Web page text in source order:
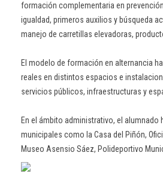
formación complementaria en
igualdad, primeros auxilios y búsqueda
manejo de carretillas elevadoras,
El modelo de formación en alternancia
reales en distintos espacios e
servicios públicos, infraestructuras y
En el ámbito administrativo, el
municipales como la Casa del Piñón,
Museo Asensio Sáez, Polideportivo